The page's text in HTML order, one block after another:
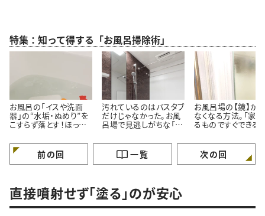
特集：知って得する「お風呂掃除術」
お風呂の「イスや洗面
器」の“水垢・ぬめり”を
こすらず落とす！ほった
汚れているのはバスタブ
だけじゃなかった。お風
呂場で見逃しがちな「意
所」とは
お風呂場の【鏡】が
なくなる方法。「家
るものですぐできる！
いんだ…」
前の回 一覧 次の回
直接噴射せず「塗る」のが安心